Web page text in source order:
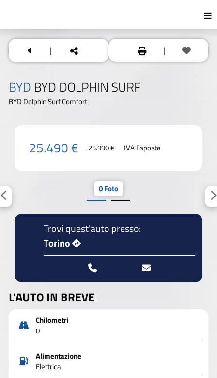
| |
BYD BYD DOLPHIN SURF
BYD Dolphin Surf Comfort
25.490 € 25.990 € IVA Esposta
0 Foto
Trovi quest'auto presso:
Torino
L'AUTO IN BREVE
Chilometri
0
Alimentazione
Elettrica